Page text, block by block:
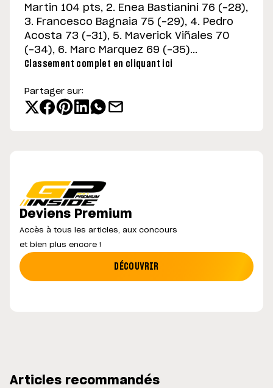
Martin 104 pts, 2. Enea Bastianini 76 (-28),
3. Francesco Bagnaia 75 (-29), 4. Pedro
Acosta 73 (-31), 5. Maverick Viñales 70
(-34), 6. Marc Marquez 69 (-35)...
Classement complet en cliquant ici
Partager sur:
Deviens Premium
Accès à tous les articles, aux concours
et bien plus encore !
DÉCOUVRIR
Articles recommandés